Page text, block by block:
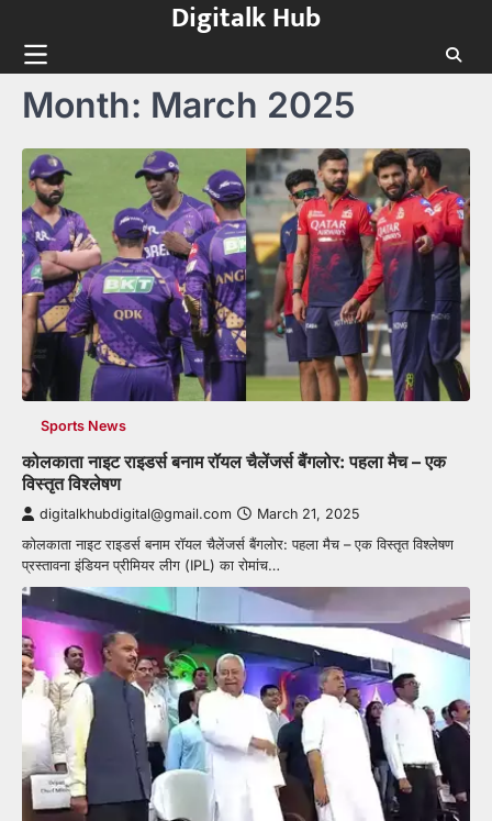
content
Digitalk Hub
Month: March 2025
Sports News
कोलकाता नाइट राइडर्स बनाम रॉयल चैलेंजर्स बैंगलोर: पहला मैच – एक
विस्तृत विश्लेषण
digitalkhubdigital@gmail.com March 21, 2025
कोलकाता नाइट राइडर्स बनाम रॉयल चैलेंजर्स बैंगलोर: पहला मैच – एक विस्तृत विश्लेषण
प्रस्तावना इंडियन प्रीमियर लीग (IPL) का रोमांच…